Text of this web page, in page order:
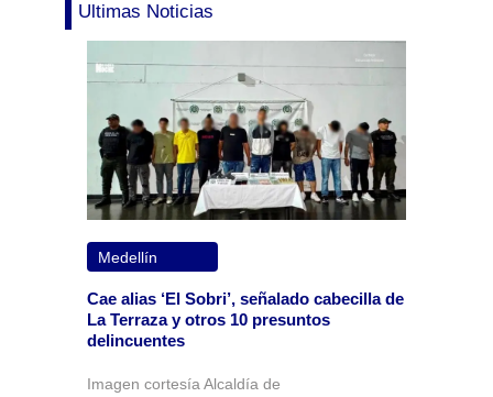
Ultimas Noticias
Medellín
Cae alias ‘El Sobri’, señalado cabecilla de
La Terraza y otros 10 presuntos
delincuentes
Imagen cortesía Alcaldía de